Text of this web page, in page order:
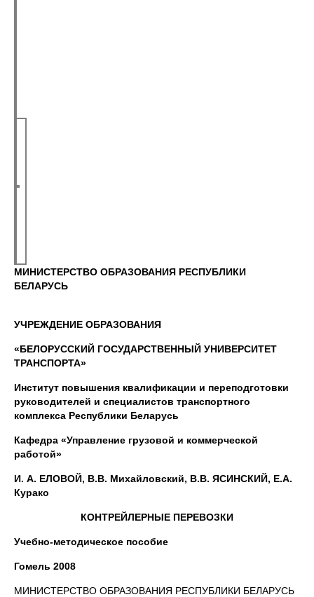
МИНИСТЕРСТВО ОБРАЗОВАНИЯ РЕСПУБЛИКИ
БЕЛАРУСЬ
УЧРЕЖДЕНИЕ ОБРАЗОВАНИЯ
«БЕЛОРУССКИЙ ГОСУДАРСТВЕННЫЙ УНИВЕРСИТЕТ
ТРАНСПОРТА»
Институт повышения квалификации и переподготовки
руководителей и специалистов транспортного
комплекса Республики Беларусь
Кафедра «Управление грузовой и коммерческой
работой»
И. А. ЕЛОВОЙ, В.В. Михайловский, В.В. ЯСИНСКИЙ, Е.А.
Курако
КОНТРЕЙЛЕРНЫЕ ПЕРЕВОЗКИ
Учебно-методическое пособие
Гомель 2008
МИНИСТЕРСТВО ОБРАЗОВАНИЯ РЕСПУБЛИКИ БЕЛАРУСЬ